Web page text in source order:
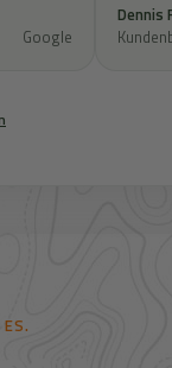
Google
Dennis